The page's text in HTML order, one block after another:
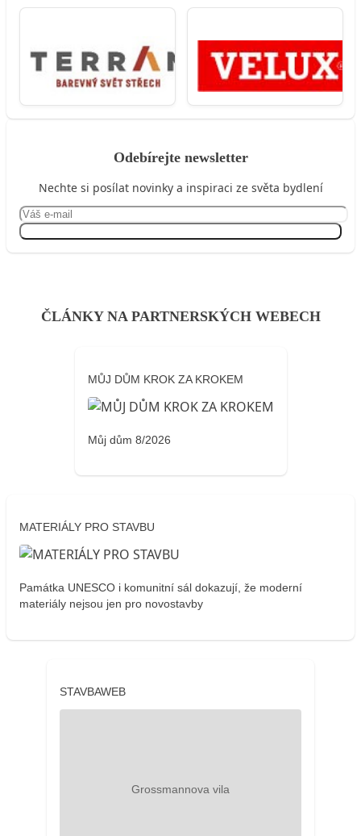
Odebírejte newsletter
Nechte si posílat novinky a inspiraci ze světa bydlení
ČLÁNKY NA PARTNERSKÝCH WEBECH
MŮJ DŮM KROK ZA KROKEM
Můj dům 8/2026
MATERIÁLY PRO STAVBU
Památka UNESCO i komunitní sál dokazují, že moderní
materiály nejsou jen pro novostavby
STAVBAWEB